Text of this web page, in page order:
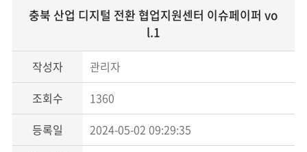
충북 산업 디지털 전환 협업지원센터 이슈페이퍼 vo
l.1
작성자
관리자
조회수
1360
등록일
2024-05-02 09:29:35